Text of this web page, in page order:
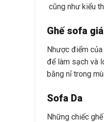
cũng như kiểu
Ghế sofa
Nhược điểm
để làm sạch và
bằng nỉ trong
Sofa Da
Những chiếc